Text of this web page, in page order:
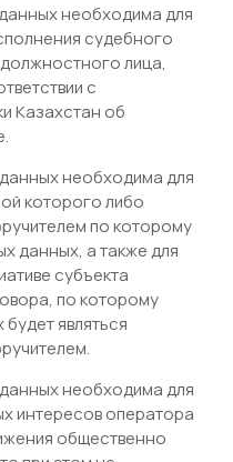
необходима для
судебного
лица,
с
Казахстан об
необходима для
которого либо
по которому
данных, а также для
субъекта
по которому
являться
необходима для
интересов оператора
общественно